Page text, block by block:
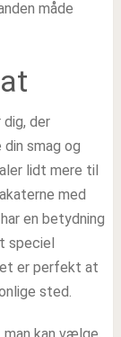
måde
der
smag og
lidt mere til
med
en betydning
speciel
er perfekt at
sted.